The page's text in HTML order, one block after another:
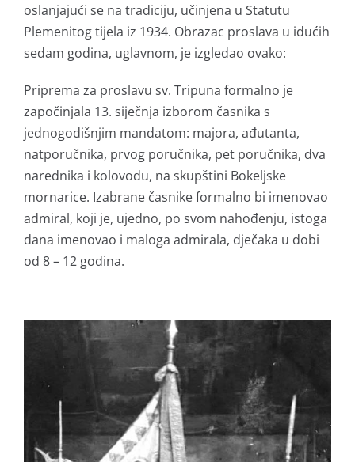
oslanjajući se na tradiciju, učinjena u Statutu
Plemenitog tijela iz 1934. Obrazac proslava u idućih
sedam godina, uglavnom, je izgledao ovako:
Priprema za proslavu sv. Tripuna formalno je
započinjala 13. siječnja izborom časnika s
jednogodišnjim mandatom: majora, ađutanta,
natporučnika, prvog poručnika, pet poručnika, dva
narednika i kolovođu, na skupštini Bokeljske
mornarice. Izabrane časnike formalno bi imenovao
admiral, koji je, ujedno, po svom nahođenju, istoga
dana imenovao i maloga admirala, dječaka u dobi
od 8 – 12 godina.